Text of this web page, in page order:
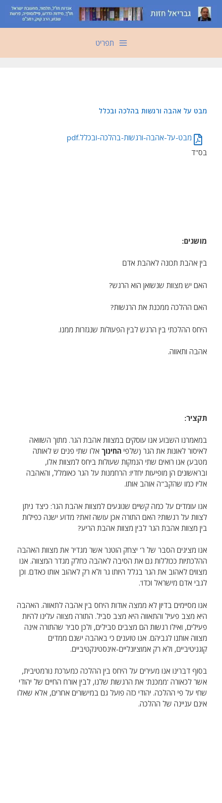
לדלג
לתוכן
תפריט
מבט על אהבה ורגשות בהלכה ובכלל
מבט-על-אהבה-ורגשות-בהלכה-ובכלל.pdf
בס"ד
מושגים:
בין אהבת תכונה לאהבת אדם
האם יש מצוות שנשואן הוא הרגש?
האם ההלכה ממכנת את הרגשות?
היחס ההלכתי בין הרגש לבין הפעולות שנגזרות ממנו.
אהבה ותאווה.
תקציר:
במאמרנו השבוע אנו עוסקים במצוות אהבת הגר. מתוך השוואה
לאיסור לאונות את הגר (שלפי החינוך אלו שתי פנים ש לאותה
מטבע) אנו רואים שתי הנמקות שעולות ביחס למצוות אלו,
ובראשונים הן מופיעות יחדיו: הרחמנות על הגר כאומלל, והאהבה
אליו כמו שהקב"ה אוהב אותו.
אנו עומדים על כמה קשיים שנוגעים למצוות אהבת הגר: כיצד ניתן
לצוות על רגשות? האם התורה אכן עושה זאת? מדוע ישנה כפילות
בין מצוות אהבת הגר לבין מצוות אהבת הריע?
אנו מציגים הסבר של ר' יצחק הוטנר אשר מגדיר את מצוות האהבה
ההלכתיות ככוללות גם את הסיבה לאהבה כחלק מגדר המצווה. אנו
מצווים לאהוב את הגר בגלל היותו גר ולא רק לאהוב אותו כאדם. וכן
לגבי אדם מישראל וכדו'.
אנו מסיימים בדיון לא ממצה אודות היחס בין אהבה לתאווה. האהבה
היא מצב פעיל והתאווה היא מצב סביל. התורה מצווה עלינו להיות
פעילים, ואילו רגשות הם מצבים סבילים, ולכן סביר שהתורה אינה
מצווה אותנו לגביהם. אנו טוענים כי באהבה ישנם ממדים
קוגניטיביים, ולא רק אמוציונליים-אינסטינקטיביים.
בסוף דברינו אנו מעירים על היחס בין ההלכה כמערכת נורמטיבית,
אשר לכאורה 'ממכנת' את הרגשות שלנו, לבין אורח החיים של יהודי
שחי על פי ההלכה. יהודי כזה פועל גם במישורים אחרים, אלא שאלו
אינם עניינה של ההלכה.